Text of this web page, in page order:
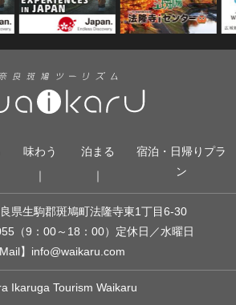
味わう 泊まる
宿泊・日帰りプラ
ン
県生駒郡斑鳩町法隆寺東1丁目6-30
（9：00～18：00） 定休日／水曜日
】 info@waikaru.com
Ikaruga Tourism Waikaru